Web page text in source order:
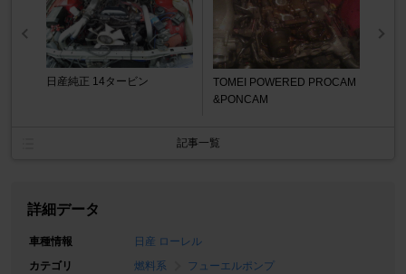
日産純正 14タービン
TOMEI POWERED PROCAM
&PONCAM
記事一覧
詳細データ
車種情報
日産 ローレル
カテゴリ
燃料系
フューエルポンプ